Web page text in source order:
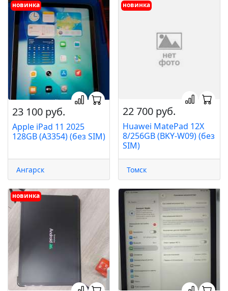
новинка
23 100 руб.
Apple iPad 11 2025
128GB (A3354) (без SIM)
Ангарск
новинка
22 700 руб.
Huawei MatePad 12X
8/256GB (BKY-W09) (без
SIM)
Томск
новинка